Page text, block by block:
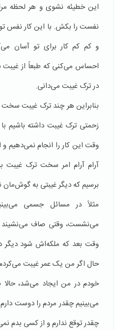
این خطیئه نشوی و هر لحظه
نفست را بکش. با این کار نفس
و کم کم کار برای تو آسان
احساس می‌کنی که طبعاً از غیبت
در ترک غیبت می‌دانی.
بنابراین هر چند ترک غیبت
زحمتی ترک غیبت داشته باشیم با
وقت این کار را انجام نمی‌دهیم و
آرام آرام امر سخت ترک غیبت
برسیم که دیگر غیبتی به
مثلاً در مسائل جسمی
می‌نشست، وقتی صاف
وقت بعد که ملکه‌اش شود دیگر
حال اگر من یک عمر غیبت
خودم در من ایجاد می‌شد، حالا
می‌بینیم چقدر مردم را دوست
چقدر توقع ندارم و از کسی بدم